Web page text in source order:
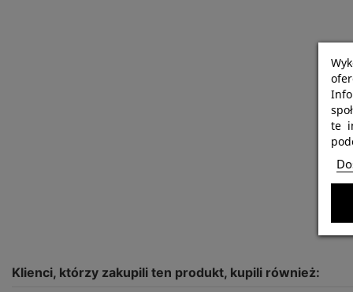
Klienci, którzy zakupili ten produkt, kupili również:
te